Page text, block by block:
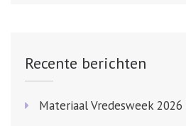
Recente berichten
Materiaal Vredesweek